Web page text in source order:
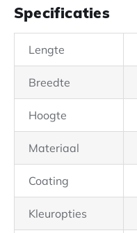
Specificaties
Lengte
Breedte
Hoogte
Materiaal
Coating
Kleuropties